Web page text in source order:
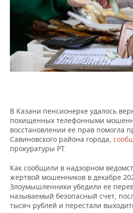
НЕФТЬ
ОПК
ЭНЕРГЕТИКА
РОЗНИЧНАЯ ТОРГОВЛЯ
ТРАНСПОРТ
УСЛУГИ
НОВОСТИ ТЕХНОЛОГИЙ
МЕДИА
МЕРОПРИЯТИЯ
НОВОСТИ МЕРОПРИЯТИЙ
ВЫЕЗДНАЯ РЕДАКЦИЯ
ОТКРЫТАЯ ЛЕКЦИЯ
СПОРТ
НОВОСТИ СПОРТА
БАСКЕТБОЛ
ВОЛЕЙБОЛ
КИБЕРСПОРТ
ФИГУРНОЕ КАТАНИЕ
ОБЩЕСТВО
ИНФРАСТРУКТУРА
ИСТОРИЯ
КУЛЬТУРА
МЕДИЦИНА
СПРАВОЧНИК
СПИСОК ПЕРСОН
СПИСОК КОМПАНИЙ
ПОЛНАЯ ВЕРСИЯ
В Казани пенсионерке удалось
похищенных телефонными
восстановлении ее прав помогла
Савиновского района города,
прокуратуры РТ.
Как сообщили в надзорном
жертвой мошенников в декабре
Злоумышленники убедили ее
называемый безопасный счет,
тысяч рублей и перестали